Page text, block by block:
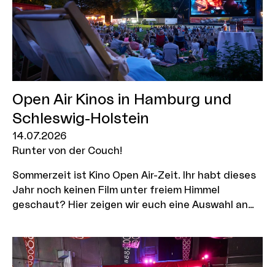
Open Air Kinos in Hamburg und
Schleswig-Holstein
14.07.2026
Runter von der Couch!
Sommerzeit ist Kino Open Air-Zeit. Ihr habt dieses
Jahr noch keinen Film unter freiem Himmel
geschaut? Hier zeigen wir euch eine Auswahl an